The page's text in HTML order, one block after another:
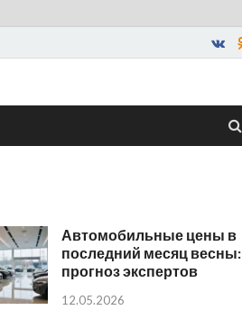
Автомобильные цены в
последний месяц весны:
прогноз экспертов
12.05.2026